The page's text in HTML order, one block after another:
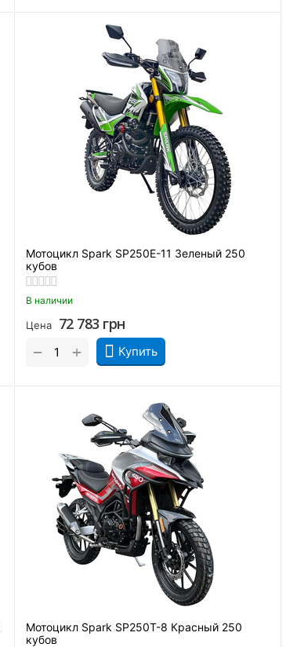
Мотоцикл Spark SP250E-11 Зеленый 250
кубов
В наличии
Цена 72 783 грн
Купить
+
−
Мотоцикл Spark SP250T-8 Красный 250
кубов